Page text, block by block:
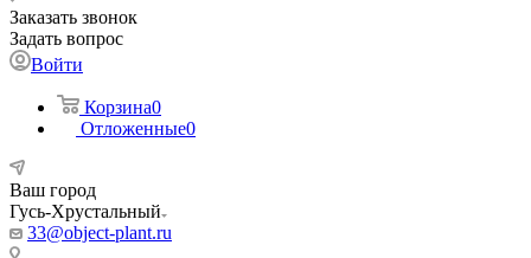
Заказать звонок
Задать вопрос
Войти
Корзина0
Отложенные0
Ваш город
Гусь-Хрустальный
33@object-plant.ru